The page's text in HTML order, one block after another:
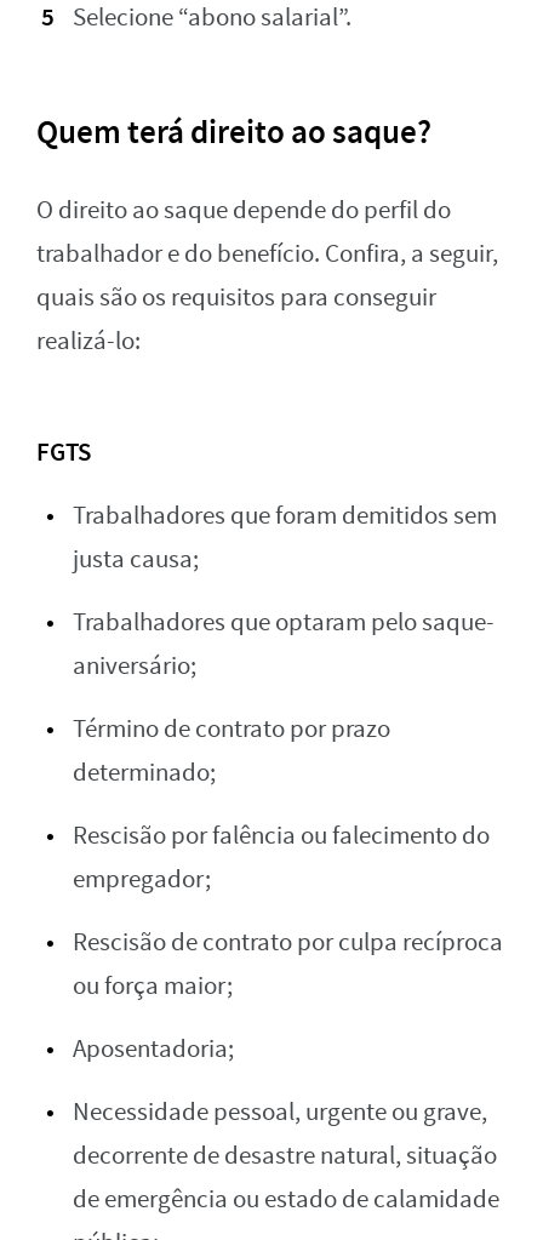
Selecione “abono salarial”.
Quem terá direito ao saque?
O direito ao saque depende do perfil do
trabalhador e do benefício. Confira, a seguir,
quais são os requisitos para conseguir
realizá-lo:
FGTS
Trabalhadores que foram demitidos sem
justa causa;
Trabalhadores que optaram pelo saque-
aniversário;
Término de contrato por prazo
determinado;
Rescisão por falência ou falecimento do
empregador;
Rescisão de contrato por culpa recíproca
ou força maior;
Aposentadoria;
Necessidade pessoal, urgente ou grave,
decorrente de desastre natural, situação
de emergência ou estado de calamidade